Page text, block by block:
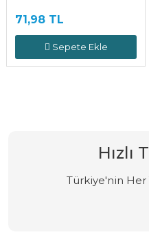
71,98 TL
Sepete Ekle
Hızlı
Türkiye'nin Her